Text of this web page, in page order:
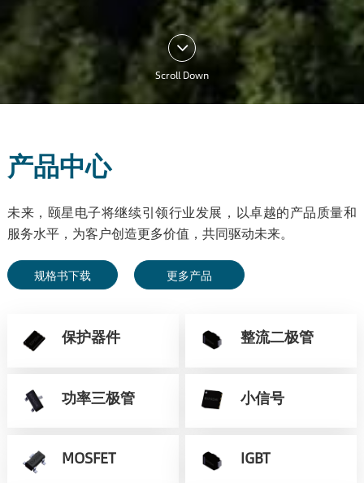
Scroll Down
产品中心
未来，颐星电子将继续引领行业发展，以卓越的产品质量和
服务水平，为客户创造更多价值，共同驱动未来。
规格书下载 更多产品
保护器件 整流二极管
功率三极管 小信号
MOSFET IGBT